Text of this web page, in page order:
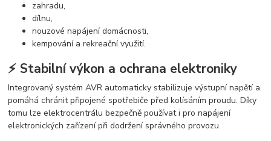
zahradu,
dílnu,
nouzové napájení domácnosti,
kempování a rekreační využití.
⚡ Stabilní výkon a ochrana elektroniky
Integrovaný systém AVR automaticky stabilizuje výstupní napětí a
pomáhá chránit připojené spotřebiče před kolísáním proudu. Díky
tomu lze elektrocentrálu bezpečně používat i pro napájení
elektronických zařízení při dodržení správného provozu.